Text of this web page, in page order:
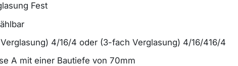
Fest
4/16/4 oder (3-fach Verglasung) 4/16/416/4
A mit einer Bautiefe von 70mm